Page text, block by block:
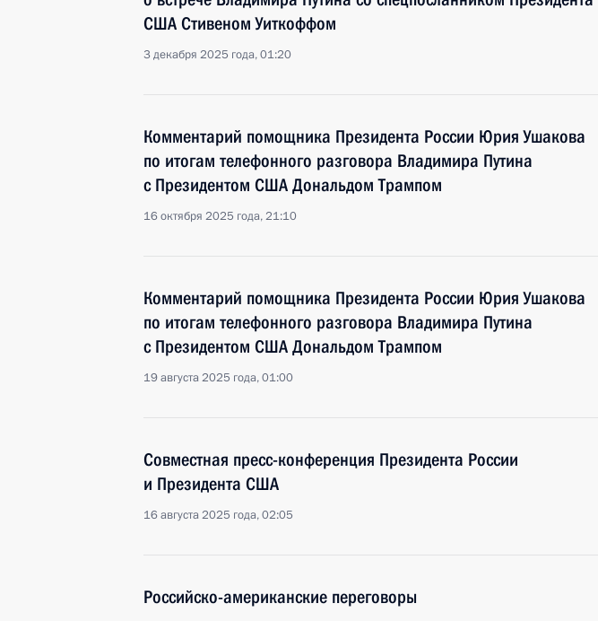
США Стивеном Уиткоффом
3 декабря 2025 года, 01:20
Комментарий помощника Президента России Юрия Ушакова
по итогам телефонного разговора Владимира Путина
с Президентом США Дональдом Трампом
16 октября 2025 года, 21:10
Комментарий помощника Президента России Юрия Ушакова
по итогам телефонного разговора Владимира Путина
с Президентом США Дональдом Трампом
19 августа 2025 года, 01:00
Совместная пресс-конференция Президента России
и Президента США
16 августа 2025 года, 02:05
Российско-американские переговоры